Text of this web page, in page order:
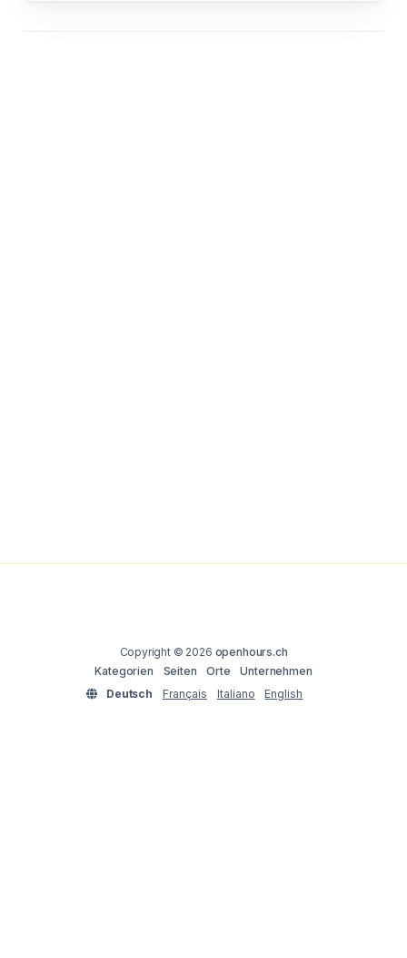
Copyright © 2026 openhours.ch
Kategorien
Seiten Orte
Unternehmen
Deutsch
Français Italiano English